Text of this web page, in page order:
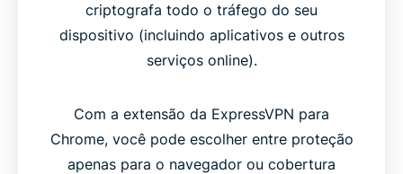
criptografa todo o tráfego do seu
dispositivo (incluindo aplicativos e outros
serviços online).
Com a extensão da ExpressVPN para
Chrome, você pode escolher entre proteção
apenas para o navegador ou cobertura